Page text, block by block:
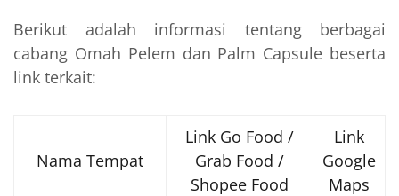
Berikut adalah informasi tentang berbagai
cabang Omah Pelem dan Palm Capsule beserta
link terkait:
Nama Tempat
Link Go Food /
Grab Food /
Shopee Food
Link
Google
Maps